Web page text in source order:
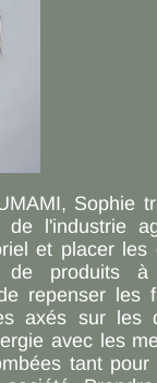
Sophie
l'industrie
et placer les
de produits
repenser les
axés sur les
avec les
tant